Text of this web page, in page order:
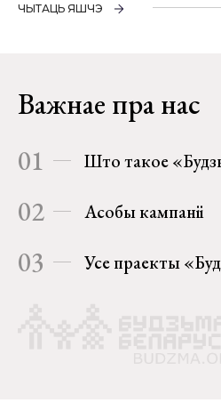
ЧЫТАЦЬ ЯШЧЭ
Важнае пра нас
01 Што такое
02 Асобы кампаніі
03 Усе праекты